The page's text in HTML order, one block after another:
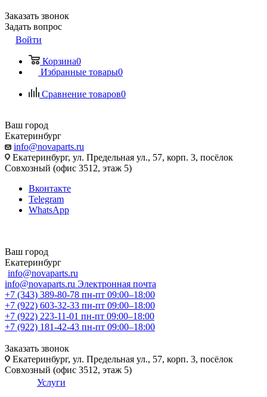
Заказать звонок
Задать вопрос
Войти
Корзина0
Избранные товары0
Сравнение товаров0
Ваш город
Екатеринбург
info@novaparts.ru
Екатеринбург, ул. Предельная ул., 57, корп. 3, посёлок
Совхозный (офис 3512, этаж 5)
Вконтакте
Telegram
WhatsApp
Ваш город
Екатеринбург
info@novaparts.ru
info@novaparts.ru Электронная почта
+7 (343) 389-80-78 пн-пт 09:00–18:00
+7 (922) 603-32-33 пн-пт 09:00–18:00
+7 (922) 223-11-01 пн-пт 09:00–18:00
+7 (922) 181-42-43 пн-пт 09:00–18:00
Заказать звонок
Екатеринбург, ул. Предельная ул., 57, корп. 3, посёлок
Совхозный (офис 3512, этаж 5)
Услуги